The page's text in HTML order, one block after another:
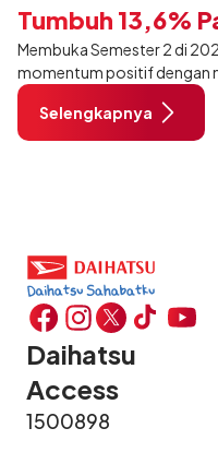
Tumbuh 13,6%
Membuka Semester 2 di
momentum positif dengan
sebanyak 12.750 unit pada
13,6% dibandingkan
11.220 unit, dan tetap stabil
Selengkapnya
Daihatsu
Access
1500898